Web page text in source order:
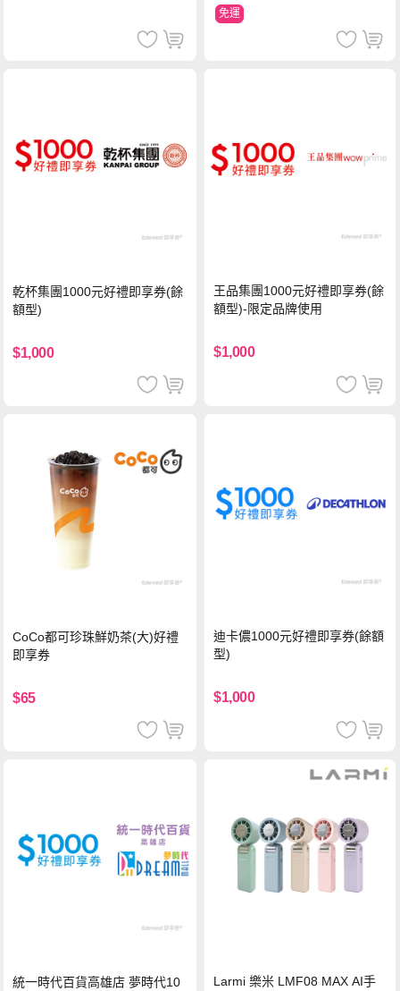
免運
乾杯集團1000元好禮即享券(餘
額型)
$1,000
王品集團1000元好禮即享券(餘
額型)-限定品牌使用
$1,000
CoCo都可珍珠鮮奶茶(大)好禮
即享券
$65
迪卡儂1000元好禮即享券(餘額
型)
$1,000
統一時代百貨高雄店 夢時代10
Larmi 樂米 LMF08 MAX AI手